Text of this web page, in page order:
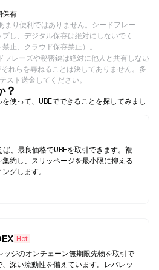
保有
まり便利ではありません。シードフレー
し、デジタル保存は絶対にしないでく
止、クラウド保存禁止）。
レーズや秘密鍵は絶対に他人と共有しない
れらを尋ねることは決してありません。多
スト送金してください。
？
使って、UBEでできることを探してみまし
、最良価格でUBEを取引できます。複
約し、スリッページを最小限に抑える
グします。
Hot
ッジのオンチェーン無期限先物を取引で
深い流動性を備えています。レバレッ